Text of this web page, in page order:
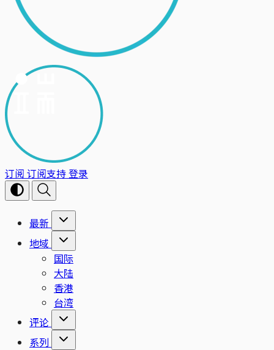
订阅 订阅支持登录
最新
地域
国际
大陆
香港
台湾
评论
系列